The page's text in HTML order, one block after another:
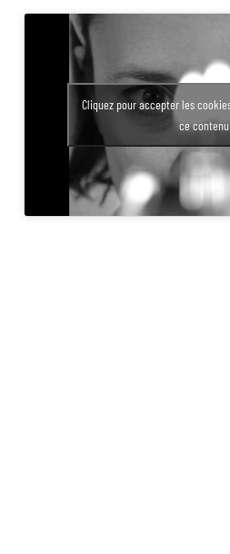
Cliquez pour accepter les
ce contenu